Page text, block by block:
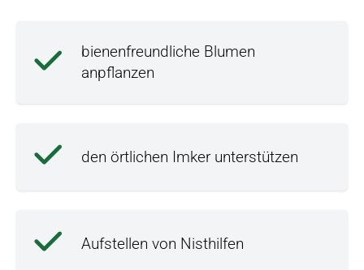
bienenfreundliche Blumen
anpflanzen
den örtlichen Imker unterstützen
Aufstellen von Nisthilfen